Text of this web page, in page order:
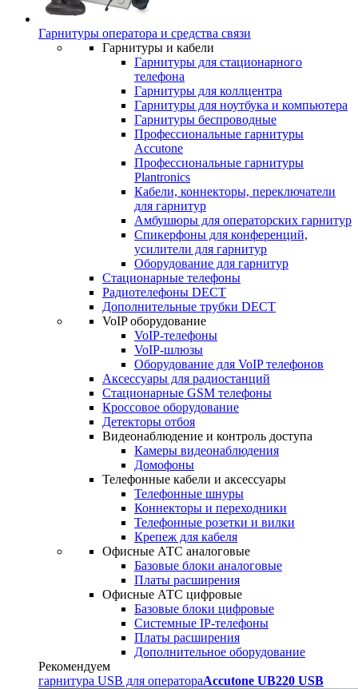
Гарнитуры оператора и средства связи
Гарнитуры и кабели
Гарнитуры для стационарного
телефона
Гарнитуры для коллцентра
Гарнитуры для ноутбука и компьютера
Гарнитуры беспроводные
Профессиональные гарнитуры
Accutone
Профессиональные гарнитуры
Plantronics
Кабели, коннекторы, переключатели
для гарнитур
Амбушюры для операторских гарнитур
Cпикерфоны для конференций,
усилители для гарнитур
Оборудование для гарнитур
Стационарные телефоны
Радиотелефоны DECT
Дополнительные трубки DECT
VoIP оборудование
VoIP-телефоны
VoIP-шлюзы
Оборудование для VoIP телефонов
Аксессуары для радиостанций
Стационарные GSM телефоны
Кроссовое оборудование
Детекторы отбоя
Видеонаблюдение и контроль доступа
Камеры видеонаблюдения
Домофоны
Телефонные кабели и аксессуары
Телефонные шнуры
Коннекторы и переходники
Телефонные розетки и вилки
Крепеж для кабеля
Офисные АТС аналоговые
Базовые блоки аналоговые
Платы расширения
Офисные АТС цифровые
Базовые блоки цифровые
Системные IP-телефоны
Платы расширения
Дополнительное оборудование
Рекомендуем
гарнитура USB для оператораAccutone UB220 USB